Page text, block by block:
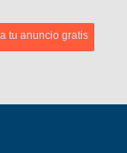
tu anuncio gratis